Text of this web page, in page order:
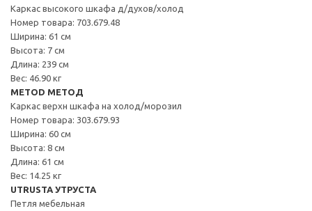
Каркас высокого шкафа д/духов/холод
Номер товара: 703.679.48
Ширина: 61 см
Высота: 7 см
Длина: 239 см
Вес: 46.90 кг
METOD МЕТОД
Каркас верхн шкафа на холод/морозил
Номер товара: 303.679.93
Ширина: 60 см
Высота: 8 см
Длина: 61 см
Вес: 14.25 кг
UTRUSTA УТРУСТА
Петля мебельная